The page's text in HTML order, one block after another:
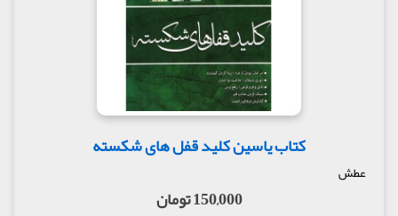
کتاب یاسین کلید قفل های شکسته
عطش
150,000 تومان